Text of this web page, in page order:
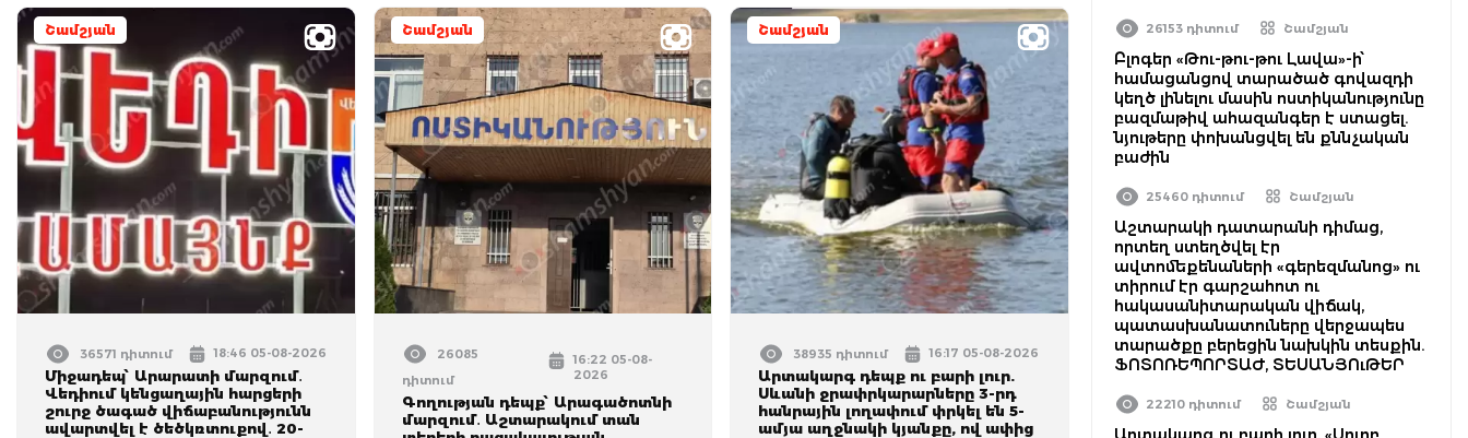
Շամշյան
36571 դիտում 18:46 05-08-2026
Միջադեպ՝ Արարատի մարզում․
Վեդիում կենցաղային հարցերի
շուրջ ծագած վիճաբանությունն
ավարտվել է ծեծկռտուքով․ 20-
Շամշյան
26085
դիտում
16:22 05-08-
2026
Գողության դեպք՝ Արագածոտնի
մարզում․ Աշտարակում տան
Շամշյան
38935 դիտում 16:17 05-08-2026
Արտակարգ դեպք ու բարի լուր.
Սևանի ջրափրկարարները 3-րդ
հանրային լողափում փրկել են 5-
ամյա աղջնակի կյանքը, ով ափից
26153 դիտում Շամշյան
Բլոգեր «Թու-թու-թու Լավա»-ի՝
համացանցով տարածած գովազդի
կեղծ լինելու մասին ոստիկանությունը
բազմաթիվ ահազանգեր է ստացել.
նյութերը փոխանցվել են քննչական
բաժին
25460 դիտում Շամշյան
Աշտարակի դատարանի դիմաց,
որտեղ ստեղծվել էր
ավտոմեքենաների «գերեզմանոց» ու
տիրում էր գարշահոտ ու
հակասանիտարական վիճակ,
պատասխանատուները վերջապես
տարածքը բերեցին նախկին տեսքին.
ՖՈՏՈՌԵՊՈՐՏԱԺ, ՏԵՍԱՆՅՈւԹԵՐ
22210 դիտում Շամշյան